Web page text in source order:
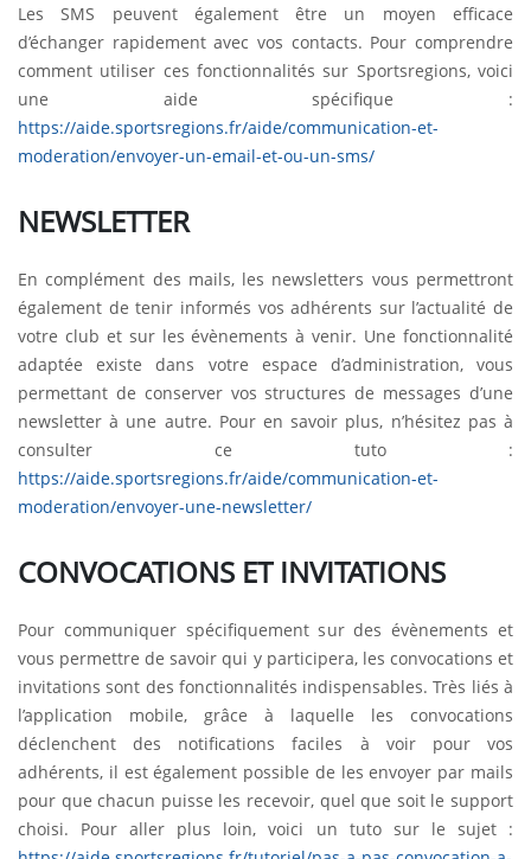
Les SMS peuvent également être un moyen efficace
d’échanger rapidement avec vos contacts. Pour comprendre
comment utiliser ces fonctionnalités sur Sportsregions, voici
une aide spécifique :
https://aide.sportsregions.fr/aide/communication-et-
moderation/envoyer-un-email-et-ou-un-sms/
NEWSLETTER
En complément des mails, les newsletters vous permettront
également de tenir informés vos adhérents sur l’actualité de
votre club et sur les évènements à venir. Une fonctionnalité
adaptée existe dans votre espace d’administration, vous
permettant de conserver vos structures de messages d’une
newsletter à une autre. Pour en savoir plus, n’hésitez pas à
consulter ce tuto :
https://aide.sportsregions.fr/aide/communication-et-
moderation/envoyer-une-newsletter/
CONVOCATIONS ET INVITATIONS
Pour communiquer spécifiquement sur des évènements et
vous permettre de savoir qui y participera, les convocations et
invitations sont des fonctionnalités indispensables. Très liés à
l’application mobile, grâce à laquelle les convocations
déclenchent des notifications faciles à voir pour vos
adhérents, il est également possible de les envoyer par mails
pour que chacun puisse les recevoir, quel que soit le support
choisi. Pour aller plus loin, voici un tuto sur le sujet :